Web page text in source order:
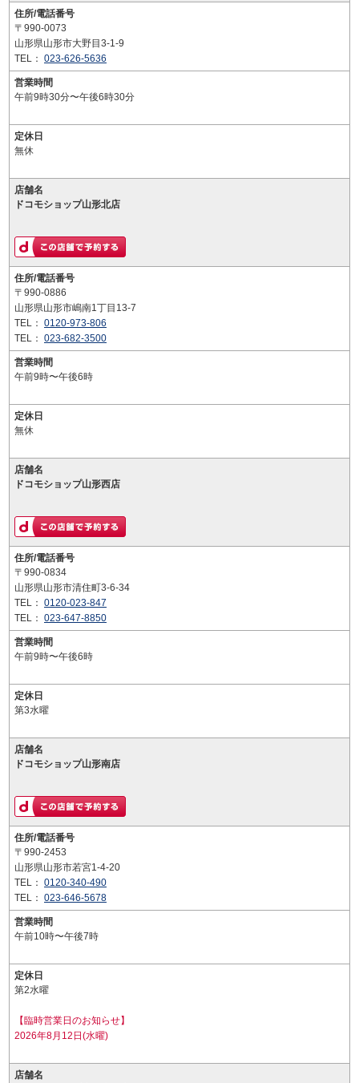
住所/電話番号
〒990-0073
山形県山形市大野目3-1-9
TEL： 023-626-5636
営業時間
午前9時30分〜午後6時30分
定休日
無休
店舗名
ドコモショップ山形北店
住所/電話番号
〒990-0886
山形県山形市嶋南1丁目13-7
TEL： 0120-973-806
TEL： 023-682-3500
営業時間
午前9時〜午後6時
定休日
無休
店舗名
ドコモショップ山形西店
住所/電話番号
〒990-0834
山形県山形市清住町3-6-34
TEL： 0120-023-847
TEL： 023-647-8850
営業時間
午前9時〜午後6時
定休日
第3水曜
店舗名
ドコモショップ山形南店
住所/電話番号
〒990-2453
山形県山形市若宮1-4-20
TEL： 0120-340-490
TEL： 023-646-5678
営業時間
午前10時〜午後7時
定休日
第2水曜
【臨時営業日のお知らせ】
2026年8月12日(水曜)
店舗名